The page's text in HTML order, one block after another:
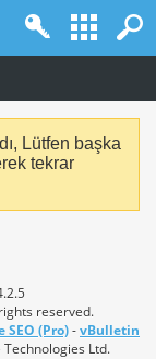
Lütfen başka
tekrar
reserved.
SEO (Pro)-vBulletin
Ltd.